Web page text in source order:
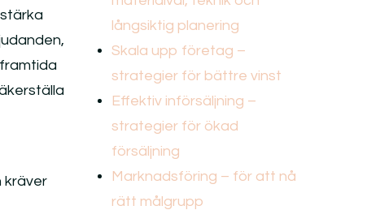
kräver
långsiktig planering
Skala upp företag –
strategier för bättre vinst
Effektiv införsäljning –
strategier för ökad
försäljning
Marknadsföring – för att nå
rätt målgrupp